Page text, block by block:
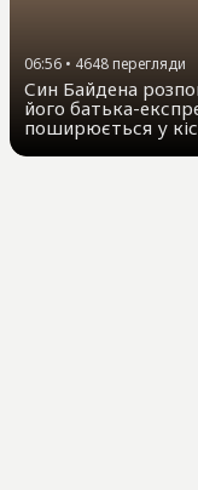
06:56 • 4648перегляди
Син Байдена
його батька-
поширюється у